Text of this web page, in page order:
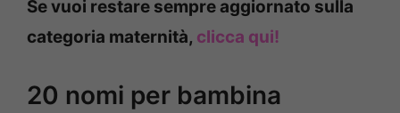
Se vuoi restare sempre aggiornato sulla
categoria maternità, clicca qui!
20 nomi per bambina